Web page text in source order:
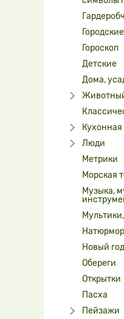
Гороскоп
Детские
Дома,
Люди
Метрики
Морская
Музыка,
Новый
Обереги
Открытки
Пасха
Пейзажи